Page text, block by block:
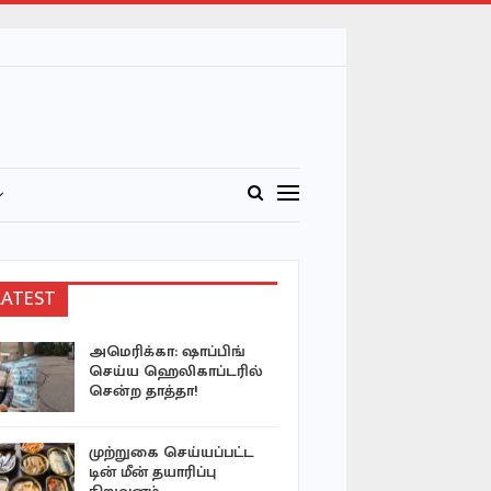
அமெரிக்கா: ஷாப்பிங்
செய்ய ஹெலிகாப்டரில்
சென்ற தாத்தா!
முற்றுகை செய்யப்பட்ட
டின் மீன் தயாரிப்பு